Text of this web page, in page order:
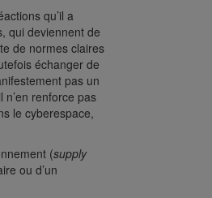
qu’il a
qui deviennent de
de normes claires
échanger de
pas un
renforce pas
le cyberespace,
(supply
ou d’un